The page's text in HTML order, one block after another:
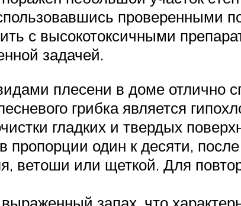
проверенными
с высокотоксичными
задачей.
плесени в доме отлично
грибка является
гладких и твердых
пропорции один к десяти,
ветоши или щеткой. Для
запах, что